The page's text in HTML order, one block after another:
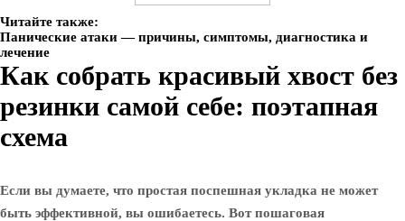
Читайте также:
Панические атаки — причины, симптомы, диагностика и
лечение
Как собрать красивый хвост без
резинки самой себе: поэтапная
схема
Если вы думаете, что простая поспешная укладка не может
быть эффективной, вы ошибаетесь. Вот пошаговая